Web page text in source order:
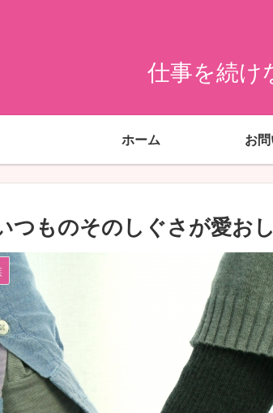
仕事を続け
ホーム お
つものそのしぐさが愛お